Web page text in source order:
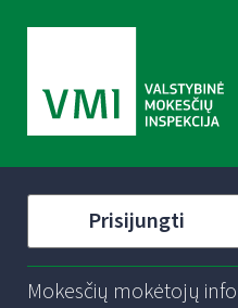
Prisijungti
Mokesčių mokėtojų